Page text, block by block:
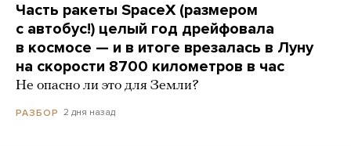
Часть ракеты SpaceX (размером
с автобус!) целый год дрейфовала
в космосе — и в итоге врезалась в Луну
на скорости 8700 километров в час
Не опасно ли это для Земли?
РАЗБОР 2 дня назад